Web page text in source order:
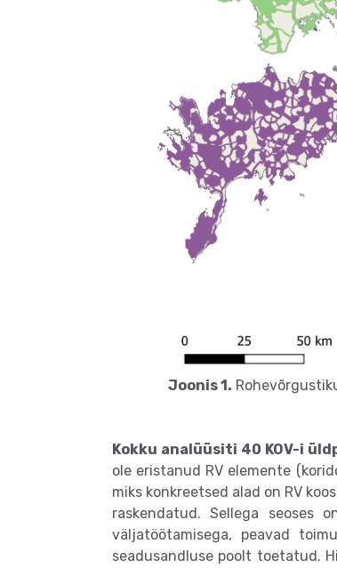
Joonis 1.
Kokku analüüsiti 40 KOV-i
ole eristanud RV elemente
miks konkreetsed alad on RV
raskendatud. Sellega seoses
väljatöötamisega, peavad
seadusandluse poolt toetatud.